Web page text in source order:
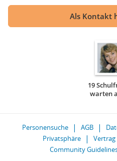
Als Kontakt
19
warten
Personensuche AGB
Privatsphäre
Community